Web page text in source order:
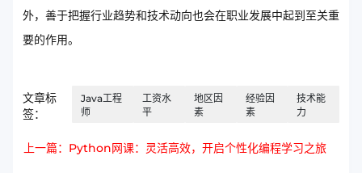
外，善于把握行业趋势和技术动向也会在职业发展中起到至关重
要的作用。
文章标
签：
Java工程
师
工资水
平
地区因
素
经验因
素
技术能
力
上一篇：Python网课：灵活高效，开启个性化编程学习之旅